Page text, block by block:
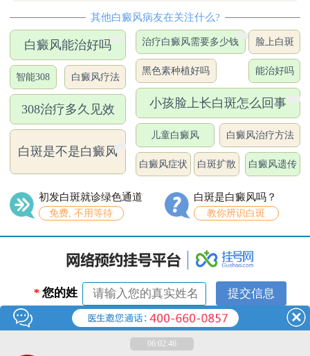
其他白癜风病友在关注什么?
白癜风能治好吗
智能308 白癜风疗法
308治疗多久见效
白斑是不是白癜风
治疗白癜风需要多少钱 脸上白斑
黑色素种植好吗 能治好吗
小孩脸上长白斑怎么回事
儿童白癜风 白癜风治疗方法
白癜风症状 白斑扩散 白癜风遗传
初发白斑就诊绿色通道
免费, 不用等待
白斑是白癜风吗？
教你辨识白斑
* 您的姓
名：
* 联系电
话：06:02:46